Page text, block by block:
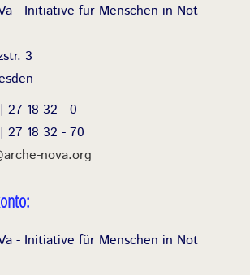
- Initiative für Menschen in Not
3
27 18 32 - 0
27 18 32 - 70
nova.org
- Initiative für Menschen in Not